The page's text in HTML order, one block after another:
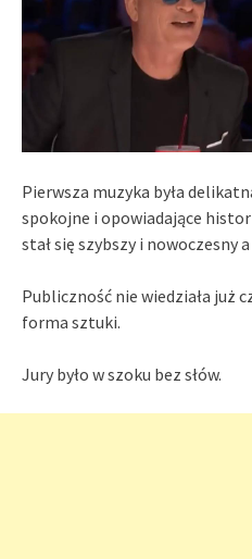
Pierwsza muzyka była
spokojne i opowiadające
stał się szybszy i nowoczesny
Publiczność nie wiedziała już
forma sztuki.
Jury było w szoku bez słów.